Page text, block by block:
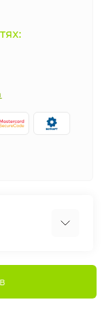
от вашего